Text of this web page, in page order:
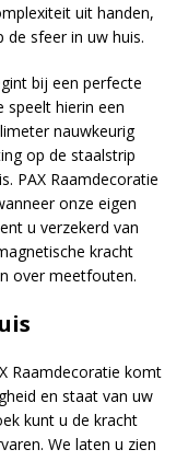
uit handen,
sfeer in uw huis.
bij een perfecte
speelt hierin een
nauwkeurig
op de staalstrip
PAX Raamdecoratie
onze eigen
u verzekerd van
kracht
over meetfouten.
Raamdecoratie komt
en staat van uw
kunt u de kracht
We laten u zien